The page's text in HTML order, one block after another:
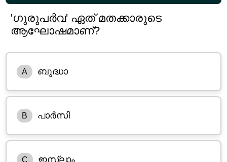
'ഗുരുപർവ' ഏത് മതക്കാരുടെ
ആഘോഷമാണ്?
A ബുദ്ധാ
B പാർസി
C ഇസ്ലാം